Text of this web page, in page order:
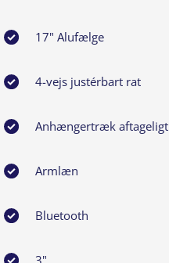
17" Alufælge
4-vejs justérbart rat
Anhængertræk aftageligt
Armlæn
Bluetooth
3"